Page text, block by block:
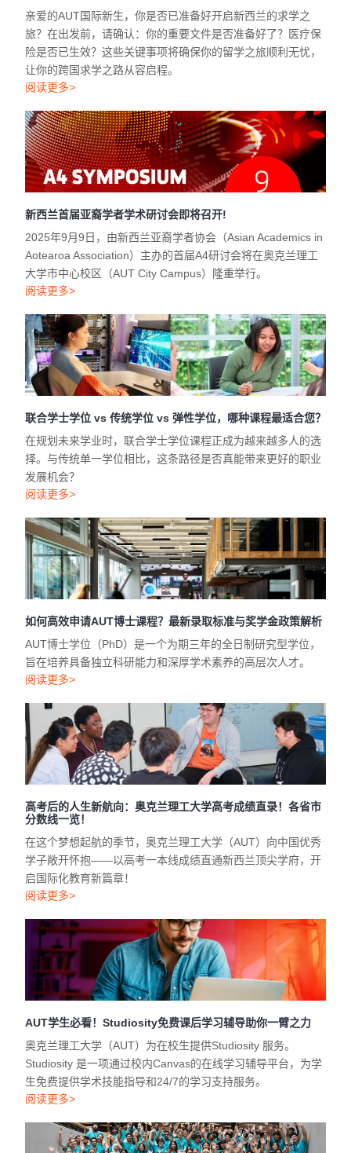
亲爱的AUT国际新生，你是否已准备好开启新西兰的求学之
旅？在出发前，请确认：你的重要文件是否准备好了？医疗保
险是否已生效？这些关键事项将确保你的留学之旅顺利无忧，
让你的跨国求学之路从容启程。
阅读更多>
新西兰首届亚裔学者学术研讨会即将召开!
2025年9月9日，由新西兰亚裔学者协会（Asian Academics in
Aotearoa Association）主办的首届A4研讨会将在奥克兰理工
大学市中心校区（AUT City Campus）隆重举行。
阅读更多>
联合学士学位 vs 传统学位 vs 弹性学位，哪种课程最适合您？
在规划未来学业时，联合学士学位课程正成为越来越多人的选
择。与传统单一学位相比，这条路径是否真能带来更好的职业
发展机会？
阅读更多>
如何高效申请AUT博士课程？最新录取标准与奖学金政策解析
AUT博士学位（PhD）是一个为期三年的全日制研究型学位，
旨在培养具备独立科研能力和深厚学术素养的高层次人才。
阅读更多>
高考后的人生新航向：奥克兰理工大学高考成绩直录！各省市
分数线一览！
在这个梦想起航的季节，奥克兰理工大学（AUT）向中国优秀
学子敞开怀抱——以高考一本线成绩直通新西兰顶尖学府，开
启国际化教育新篇章！
阅读更多>
AUT学生必看！Studiosity免费课后学习辅导助你一臂之力
奥克兰理工大学（AUT）为在校生提供Studiosity 服务。
Studiosity 是一项通过校内Canvas的在线学习辅导平台，为学
生免费提供学术技能指导和24/7的学习支持服务。
阅读更多>